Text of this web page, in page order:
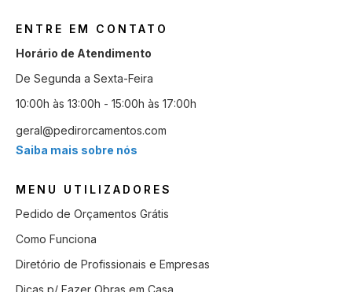
ENTRE EM CONTATO
Horário de Atendimento
De Segunda a Sexta-Feira
10:00h às 13:00h - 15:00h às 17:00h
geral@pedirorcamentos.com
Saiba mais sobre nós
MENU UTILIZADORES
Pedido de Orçamentos Grátis
Como Funciona
Diretório de Profissionais e Empresas
Dicas p/ Fazer Obras em Casa